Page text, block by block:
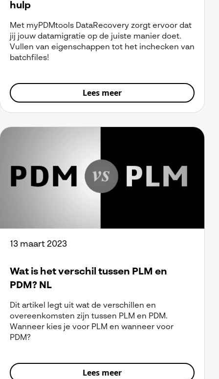
hulp
Met myPDMtools DataRecovery zorgt ervoor dat
jij jouw datamigratie op de juiste manier doet.
Vullen van eigenschappen tot het inchecken van
batchfiles!
Lees meer
13 maart 2023
Wat is het verschil tussen PLM en
PDM? NL
Dit artikel legt uit wat de verschillen en
overeenkomsten zijn tussen PLM en PDM.
Wanneer kies je voor PLM en wanneer voor
PDM?
Lees meer